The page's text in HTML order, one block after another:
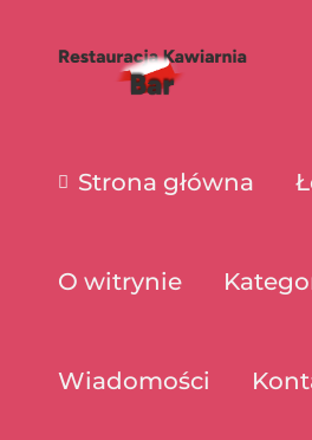
Strona główna
O witrynie
Wiadomości